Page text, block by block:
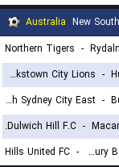
Australia New
Northern Tigers -
Bankstown City Lions
-
Hakoah Sydney City East
-
Dulwich Hill F.C. -
Hills United FC - Canterbury Bankstown FC